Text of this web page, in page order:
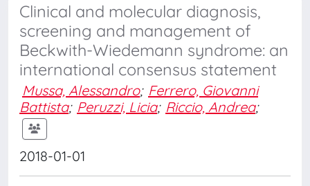
Clinical and molecular diagnosis,
screening and management of
Beckwith-Wiedemann syndrome: an
international consensus statement
Mussa, Alessandro; Ferrero, Giovanni
Battista; Peruzzi, Licia; Riccio, Andrea;
2018-01-01